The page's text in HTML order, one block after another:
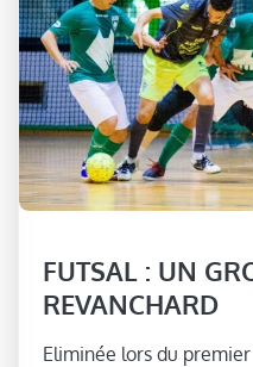
FUTSAL : UN
REVANCHARD
Eliminée lors du